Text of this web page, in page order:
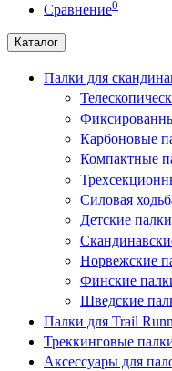
Сравнение0
Каталог
Палки для
Карбоновые
Компактные
Силовая
Детские
Норвежские
Финские
Шведские
Палки для Trail
Треккинговые
Аксессуары для